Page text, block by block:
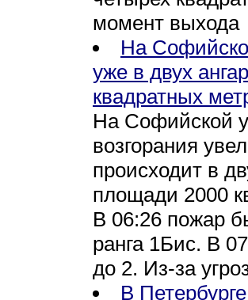
момент выхода
На
уже в двух
квадратных
На Софийской
возгорания
происходит в
площади 2000
В 06:26 пожар
ранга 1Бис. В
до 2. Из-за
В